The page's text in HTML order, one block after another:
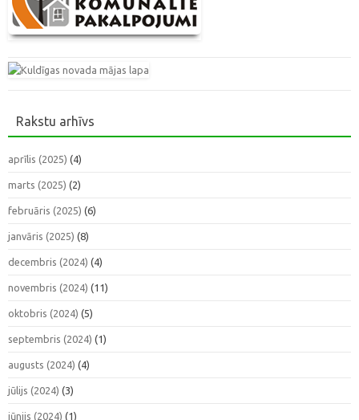
Rakstu arhīvs
aprīlis (2025) (4)
marts (2025) (2)
februāris (2025) (6)
janvāris (2025) (8)
decembris (2024) (4)
novembris (2024) (11)
oktobris (2024) (5)
septembris (2024) (1)
augusts (2024) (4)
jūlijs (2024) (3)
jūnijs (2024) (1)